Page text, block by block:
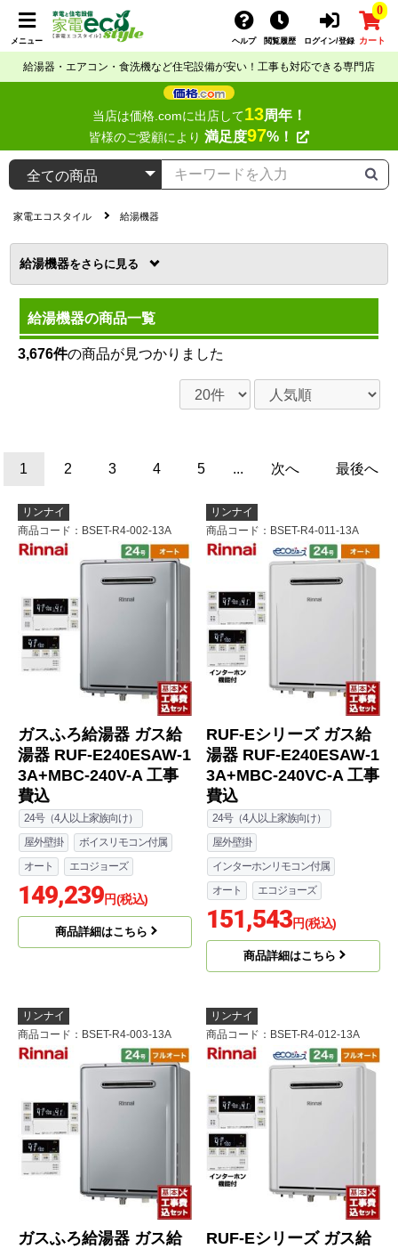
メニュー ヘルプ 閲覧履歴 ログイン/登録
0
カート
給湯器・エアコン・食洗機など住宅設備が安い！工事も対応できる専門店
当店は価格.comに出店して13周年！
皆様のご愛顧により 満足度97%！
家電エコスタイル 給湯機器
給湯機器を
給湯機器の商品一覧
3,676件の商品が見つかりました
1 2 3 4 5 ... 次へ 最後へ
リンナイ
商品コード ：BSET-R4-002-13A
ガスふろ給湯器 ガス給
湯器 RUF-E240ESAW-1
3A+MBC-240V-A 工事
費込
24号（4人以上家族向け）
屋外壁掛
ボイスリモコン付属
オート
エコジョーズ
149,239円(税込)
商品詳細はこちら
リンナイ
商品コード ：BSET-R4-011-13A
RUF-Eシリーズ ガス給
湯器 RUF-E240ESAW-1
3A+MBC-240VC-A 工事
費込
24号（4人以上家族向け）
屋外壁掛
インターホンリモコン付属
オート
エコジョーズ
151,543円(税込)
商品詳細はこちら
リンナイ
商品コード ：BSET-R4-003-13A
ガスふろ給湯器 ガス給
リンナイ
商品コード ：BSET-R4-012-13A
RUF-Eシリーズ ガス給